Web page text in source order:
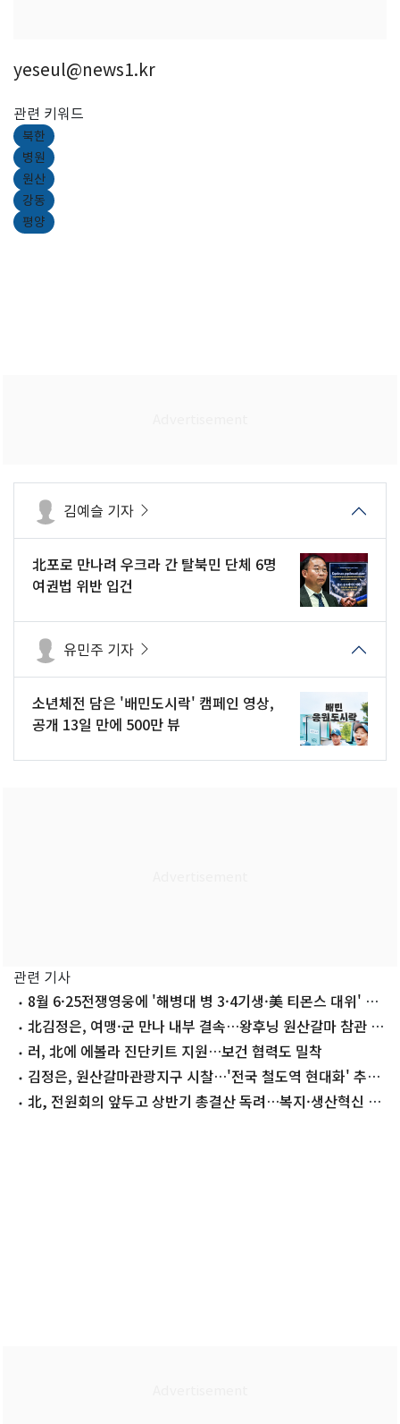
yeseul@news1.kr
관련 키워드
북한
병원
원산
강동
평양
김예슬 기자
北포로 만나려 우크라 간 탈북민 단체 6명
여권법 위반 입건
유민주 기자
소년체전 담은 '배민도시락' 캠페인 영상,
공개 13일 만에 500만 뷰
관련 기사
8월 6·25전쟁영웅에 '해병대 병 3·4기생·美 티몬스 대위' 선
정 北김정은, 여맹·군 만나 내부 결속…왕후닝 원산갈마 참관 뒤
귀국[데일리 북한]
러, 北에 에볼라 진단키트 지원…보건 협력도 밀착
김정은, 원산갈마관광지구 시찰…'전국 철도역 현대화' 추진
지시北, 전원회의 앞두고 상반기 총결산 독려…복지·생산혁신 부